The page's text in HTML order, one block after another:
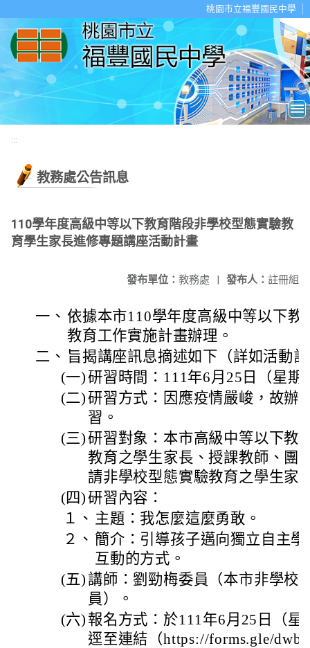
桃園市立福豐國民中學
:::
教務處公告訊息
110學年度高級中等以下教育階段非學校型態實驗教
育學生家長進修專題講座活動計畫
發布人： 註冊組
發布單位： 教務處 |
一、 依據本市110學年度高級中等以下教
教育工作實施計畫辦理。
二、 旨揭講座訊息摘述如下（詳如活動
(一)研習時間：111年6月25日（星期
(二)研習方式：因應疫情嚴峻，故辦
習。
(三)研習對象：本市高級中等以下教
教育之學生家長、授課教師、團
請非學校型態實驗教育之學生家
(四)研習內容：
１、 主題：我怎麼這麼勇敢。
２、 簡介：引導孩子邁向獨立自主
互動的方式。
(五)講師：劉勁梅委員（本市非學校
員）。
(六) 報名方式：於111年6月25日（星
逕至連結（https://forms.gle/